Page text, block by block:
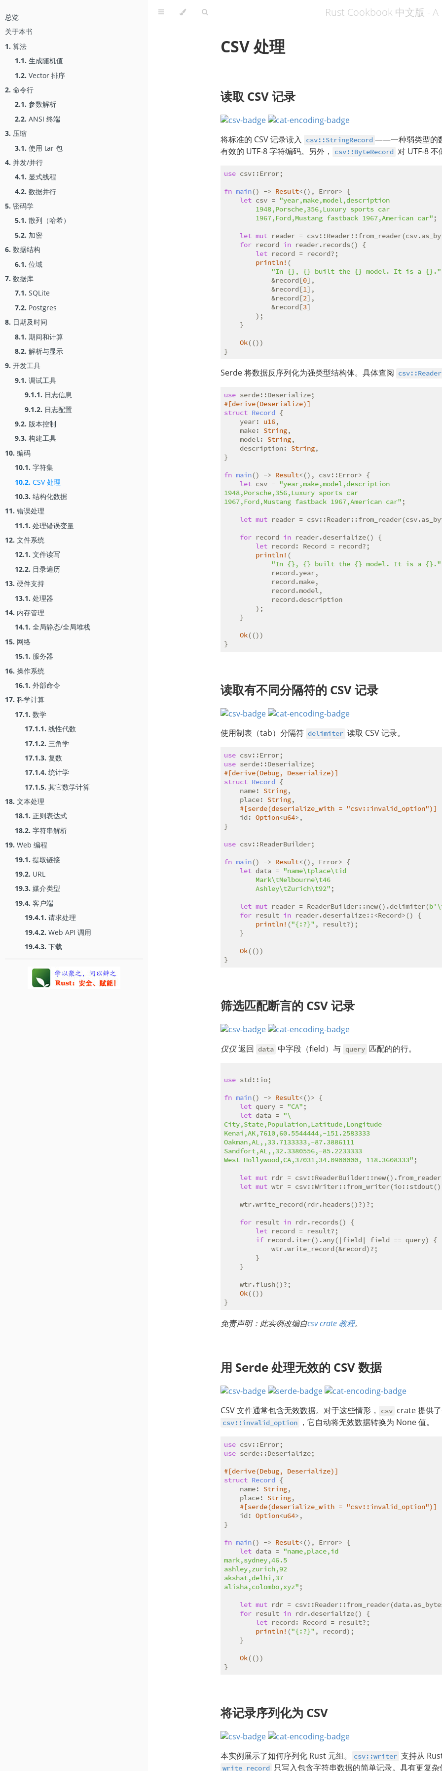
总览
关于本书
1. 算法
1.1. 生成随机值
1.2. Vector 排序
2. 命令行
2.1. 参数解析
2.2. ANSI 终端
3. 压缩
3.1. 使用 tar 包
4. 并发/并行
4.1. 显式线程
4.2. 数据并行
5. 密码学
5.1. 散列（哈希）
5.2. 加密
6. 数据结构
6.1. 位域
7. 数据库
7.1. SQLite
7.2. Postgres
8. 日期及时间
8.1. 期间和计算
8.2. 解析与显示
9. 开发工具
9.1. 调试工具
9.1.1. 日志信息
9.1.2. 日志配置
9.2. 版本控制
9.3. 构建工具
10. 编码
10.1. 字符集
10.2. CSV 处理
10.3. 结构化数据
11. 错误处理
11.1. 处理错误变量
12. 文件系统
12.1. 文件读写
12.2. 目录遍历
13. 硬件支持
13.1. 处理器
14. 内存管理
14.1. 全局静态/全局堆栈
15. 网络
15.1. 服务器
16. 操作系统
16.1. 外部命令
17. 科学计算
17.1. 数学
17.1.1. 线性代数
17.1.2. 三角学
17.1.3. 复数
17.1.4. 统计学
17.1.5. 其它数学计算
18. 文本处理
18.1. 正则表达式
18.2. 字符串解析
19. Web 编程
19.1. 提取链接
19.2. URL
19.3. 媒介类型
19.4. 客户端
19.4.1. 请求处理
19.4.2. Web API 调用
19.4.3. 下载
Rust Cookbook 中文版 -
CSV 处理
读取 CSV 记录
将标准的 CSV 记录读入 csv::StringRecord ——一种弱类型的
有效的 UTF-8 字符编码。另外，
csv::ByteRecord 对 UTF-8 不
use csv::Error;
fn main() -> Result<(), Error> {
let csv = "year,make,model,description
        1948,Porsche,356,Luxury sports car
        1967,Ford,Mustang fastback 1967,American car"
;
let mut reader =
for record in reader.records() {
let record = record?;
println! (
"In {}, {} built the {} model. It is a {}."
            &record[
0],
            &record[
1],
            &record[
2],
            &record[
3]
        );
    }
Ok(())
}
Serde 将数据反序列化为强类型结构体。具体查阅
use
#[derive(Deserialize)]
struct Record {
    year:
u16,
    make:
String,
    model:
String,
    description:
String,
}
fn main() -> Result<(), csv::Error> {
let csv = "year,make,model,description
1948,Porsche,356,Luxury sports car
1967,Ford,Mustang fastback 1967,American car" ;
let mut reader =
for record in reader.deserialize() {
let record: Record = record?;
println! (
"In {}, {} built the {} model. It is a {}."
            record.year,
            record.make,
            record.model,
            record.description
        );
    }
Ok(())
}
读取有不同分隔符的 CSV 记录
使用制表（tab）分隔符 delimiter 读取 CSV 记录。
use
use
#[derive(Debug, Deserialize)]
struct Record {
    name:
String,
    place:
String,
#[serde(deserialize_with = "csv::invalid_option")]
    id:
Option<u64>,
}
use csv::ReaderBuilder;
fn main() -> Result<(), Error> {
let data = "name\tplace\tid
        Mark\tMelbourne\t46
        Ashley\tZurich\t92"
;
let mut reader = ReaderBuilder::new().delimiter(
for result in reader.deserialize::<Record>() {
println! ("{:?}" , result?);
    }
Ok(())
}
筛选匹配断言的 CSV 记录
仅仅返回 data 中字段（field）与 query 匹配的的行。
use
fn main() -> Result<()> {
let query = "CA" ;
let data = "\
City,State,Population,Latitude,Longitude
Kenai,AK,7610,60.5544444,-151.2583333
Oakman,AL,,33.7133333,-87.3886111
Sandfort,AL,,32.3380556,-85.2233333
West Hollywood,CA,37031,34.0900000,-118.3608333" ;
let mut rdr =
let mut wtr =
    wtr.write_record(rdr.headers()?)?;
for result in rdr.records() {
let record = result?;
if record.iter().any(|field| field == query) {
            wtr.write_record(&record)?;
        }
    }
    wtr.flush()?;
Ok(())
}
免责声明：此实例改编自csv crate 教程。
用 Serde 处理无效的 CSV 数据
CSV 文件通常包含无效数据。对于这些情形， csv crate 提供
csv::invalid_option ，它自动将无效数据转换为 None 值。
use
use serde::Deserialize;
#[derive(Debug, Deserialize)]
struct Record {
    name:
String,
    place:
String,
#[serde(deserialize_with = "csv::invalid_option")]
    id:
Option<u64>,
}
fn main() -> Result<(), Error> {
let data = "name,place,id
mark,sydney,46.5
ashley,zurich,92
akshat,delhi,37
alisha,colombo,xyz" ;
let mut rdr =
for result in rdr.deserialize() {
let record: Record = result?;
println! ("{:?}" , record);
    }
Ok(())
}
将记录序列化为 CSV
本实例展示了如何序列化 Rust 元组。 csv::writer 支持从
write_record 只写入包含字符串数据的简单记录。具有更复